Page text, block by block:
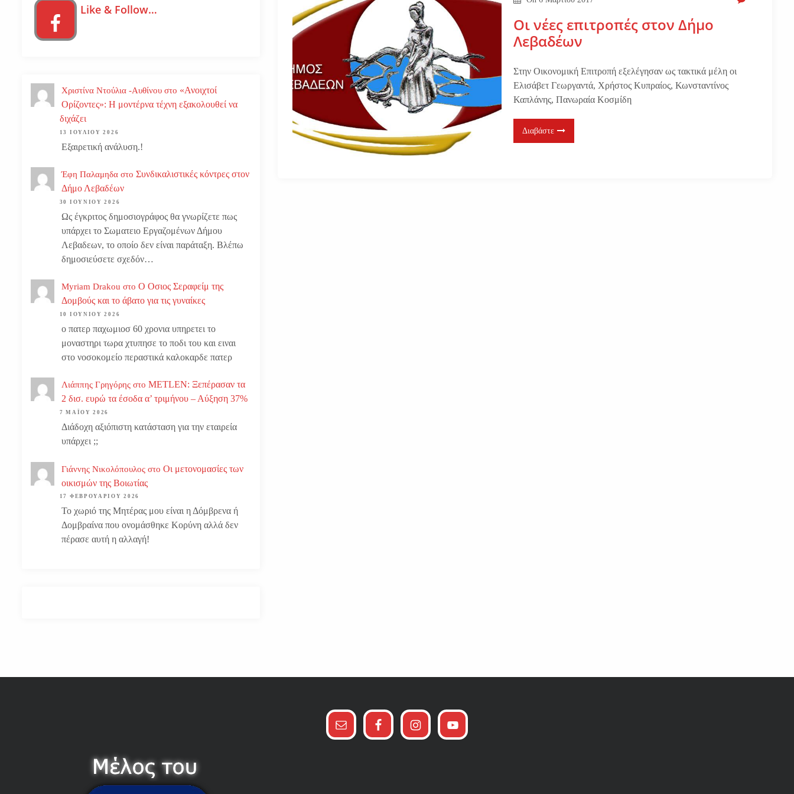
Οι νέες επιτροπές στον Δήμο
Λεβαδέων
Στην Οικονομική Επιτροπή εξελέγησαν ως τακτικά μέλη οι
Ελισάβετ Γεωργαντά, Χρήστος Κυπραίος, Κωνσταντίνος
Καπλάνης, Πανωραία Κοσμίδη
Διαβάστε
Like & Follow…
Χριστίνα Ντούλια -Αυθίνου στο «Ανοιχτοί
Ορίζοντες»: Η μοντέρνα τέχνη εξακολουθεί να
διχάζει
13 ΙΟΥΛΊΟΥ 2026
Εξαιρετική ανάλυση.!
Έφη Παλαμηδα στο Συνδικαλιστικές κόντρες στον
Δήμο Λεβαδέων
30 ΙΟΥΝΊΟΥ 2026
Ως έγκριτος δημοσιογράφος θα γνωρίζετε πως
υπάρχει το Σωματειο Εργαζομένων Δήμου
Λεβαδεων, το οποίο δεν είναι παράταξη. Βλέπω
δημοσιεύσετε σχεδόν…
Myriam Drakou στο Ο Οσιος Σεραφείμ της
Δομβούς και το άβατο για τις γυναίκες
10 ΙΟΥΝΊΟΥ 2026
ο πατερ παχωμιοσ 60 χρονια υπηρετει το
μοναστηρι τωρα χτυπησε το ποδι του και ειναι
στο νοσοκομείο περαστικά καλοκαρδε πατερ
Λιάππης Γρηγόρης στο METLEN: Ξεπέρασαν τα
2 δισ. ευρώ τα έσοδα α’ τριμήνου – Αύξηση 37%
7 ΜΑΪ́ΟΥ 2026
Διάδοχη αξιόπιστη κατάσταση για την εταιρεία
υπάρχει ;;
Γιάννης Νικολόπουλος στο Οι μετονομασίες των
οικισμών της Βοιωτίας
17 ΦΕΒΡΟΥΑΡΊΟΥ 2026
Το χωριό της Μητέρας μου είναι η Δόμβρενα ή
Δομβραίνα που ονομάσθηκε Κορύνη αλλά δεν
πέρασε αυτή η αλλαγή!